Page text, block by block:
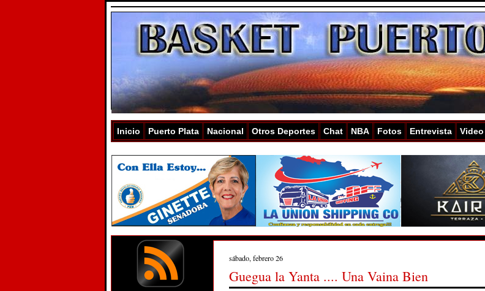
Inicio Puerto Plata Nacional Otros Deportes Chat NBA Fotos Entrevista Video
sábado, febrero 26
Guegua la Yanta .... Una Vaina Bien